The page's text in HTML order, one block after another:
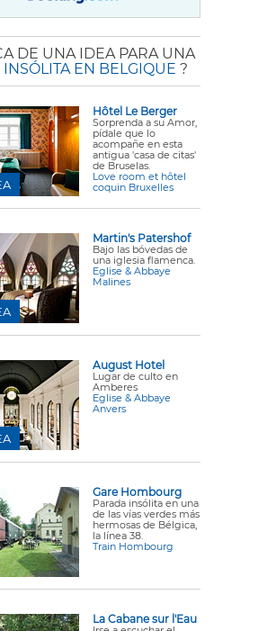
DE UNA IDEA PARA UNA
EN BELGIQUE ?
Hôtel Le Berger
Sorprenda a su Amor,
pídale que lo
acompañe en esta
antigua 'casa de citas'
de Bruselas.
Love room et hôtel
coquin Bruxelles
Martin's Patershof
Bajo las bóvedas de
una iglesia flamenca.
Eglise & Abbaye
Malines
August Hotel
Lugar de culto en
Amberes
Eglise & Abbaye
Anvers
Gare Hombourg
Parada insólita en una
de las vías verdes más
hermosas de Bélgica,
la línea 38.
Train Hombourg
La Cabane sur l'Eau